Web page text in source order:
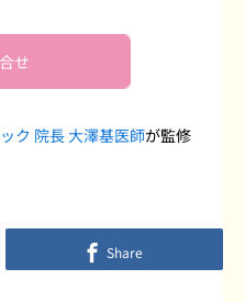
せ
ク 院長 大澤基医師が監修
Share